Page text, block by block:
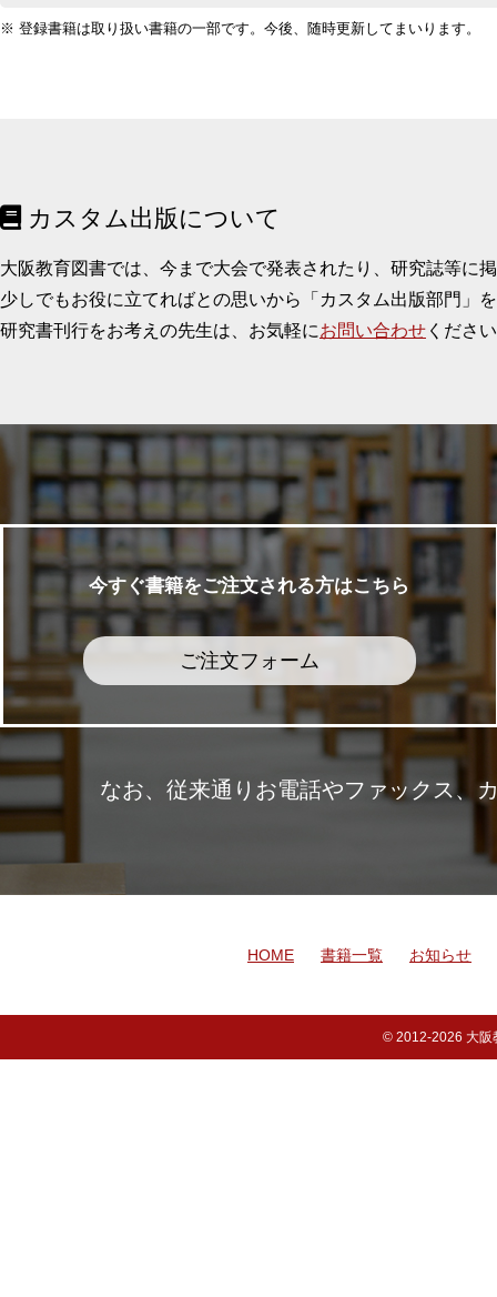
※ 登録書籍は取り扱い書籍の一部です。今後、随時更新してまいります。
カスタム出版について
大阪教育図書では、今まで大会で発表されたり、研究誌等に
少しでもお役に立てればとの思いから「カスタム出版部門」
研究書刊行をお考えの先生は、お気軽にお問い合わせ くださ
今すぐ書籍をご注文される方はこちら
ご注文フォーム
なお、従来通りお電話やファックス、
HOME 書籍一覧 お知らせ
© 2012-2026 大阪